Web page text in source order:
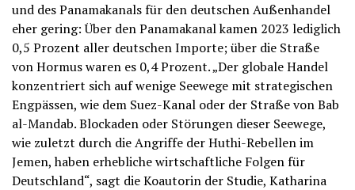
und des Panamakanals für den deutschen Außenhandel
eher gering: Über den Panamakanal kamen 2023 lediglich
0,5 Prozent aller deutschen Importe; über die Straße
von Hormus waren es 0,4 Prozent. „Der globale Handel
konzentriert sich auf wenige Seewege mit strategischen
Engpässen, wie dem Suez-Kanal oder der Straße von Bab
al-Mandab. Blockaden oder Störungen dieser Seewege,
wie zuletzt durch die Angriffe der Huthi-Rebellen im
Jemen, haben erhebliche wirtschaftliche Folgen für
Deutschland“, sagt die Koautorin der Studie, Katharina